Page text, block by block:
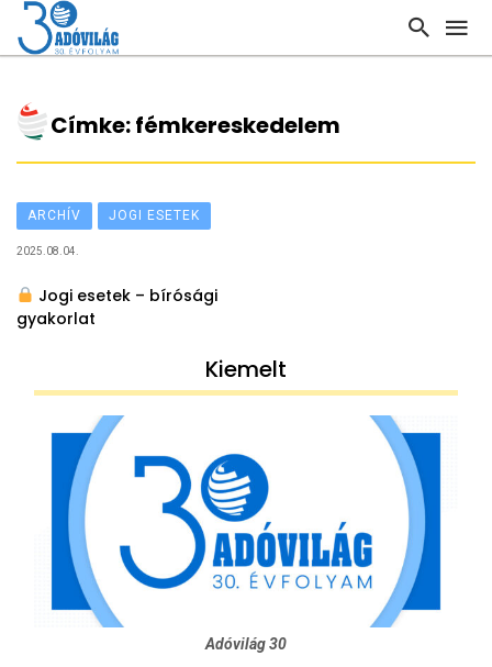
Címke: fémkereskedelem
ARCHÍV JOGI ESETEK
2025.08.04.
Jogi esetek – bírósági
gyakorlat
Kiemelt
Adóvilág 30